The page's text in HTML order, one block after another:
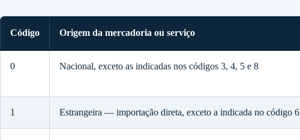
Código Origem da mercadoria ou serviço
0 Nacional, exceto as indicadas nos códigos 3, 4, 5 e 8
1 Estrangeira — importação direta, exceto a indicada no código 6